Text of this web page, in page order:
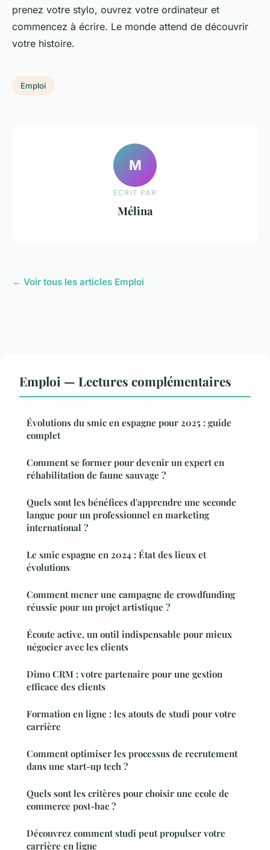
prenez votre stylo, ouvrez votre ordinateur et
commencez à écrire. Le monde attend de découvrir
votre histoire.
Emploi
M
ECRIT PAR
Mélina
← Voir tous les articles Emploi
Emploi — Lectures complémentaires
Évolutions du smic en espagne pour 2025 : guide
complet
Comment se former pour devenir un expert en
réhabilitation de faune sauvage ?
Quels sont les bénéfices d'apprendre une seconde
langue pour un professionnel en marketing
international ?
Le smic espagne en 2024 : État des lieux et
évolutions
Comment mener une campagne de crowdfunding
réussie pour un projet artistique ?
Écoute active, un outil indispensable pour mieux
négocier avec les clients
Dimo CRM : votre partenaire pour une gestion
efficace des clients
Formation en ligne : les atouts de studi pour votre
carrière
Comment optimiser les processus de recrutement
dans une start-up tech ?
Quels sont les critères pour choisir une ecole de
commerce post-bac ?
Découvrez comment studi peut propulser votre
carrière en ligne